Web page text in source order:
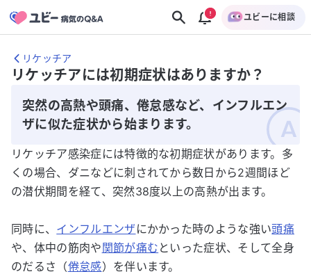
ユビーに相談
リケッチア
リケッチアには初期症状はありますか？
突然の高熱や頭痛、倦怠感など、インフルエン
ザに似た症状から始まります。
リケッチア感染症には特徴的な初期症状があります。多
くの場合、ダニなどに刺されてから数日から2週間ほど
の潜伏期間を経て、突然38度以上の高熱が出ます。
同時に、 インフルエンザ にかかった時のような強い頭痛
や、体中の筋肉や 関節が痛む といった症状、そして全身
のだるさ（倦怠感）を伴います。